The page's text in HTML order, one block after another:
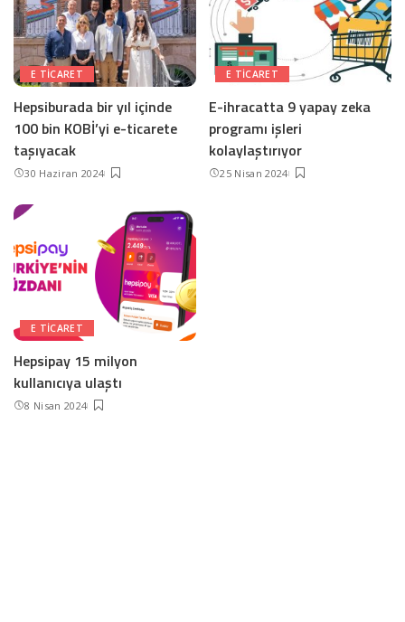
E TICARET
Hepsiburada bir yıl içinde
100 bin KOBİ’yi e-ticarete
taşıyacak
30 Haziran 2024
E TICARET
E-ihracatta 9 yapay zeka
programı işleri
kolaylaştırıyor
25 Nisan 2024
E TICARET
Hepsipay 15 milyon
kullanıcıya ulaştı
8 Nisan 2024